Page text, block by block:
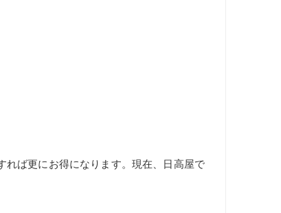
れば更にお得になります。現在、日高屋で